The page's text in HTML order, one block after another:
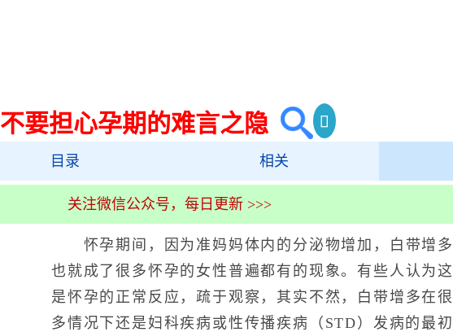
不要担心孕期的难言之隐
目录 相关
关注微信公众号，每日更新 >>>
怀孕期间，因为准妈妈体内的分泌物增加，白带增多
也就成了很多怀孕的女性普遍都有的现象。有些人认为这
是怀孕的正常反应，疏于观察，其实不然，白带增多在很
多情况下还是妇科疾病或性传播疾病（STD）发病的最初